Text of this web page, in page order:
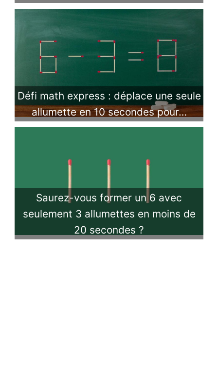
Défi math express : déplace une seule
allumette en 10 secondes pour…
Saurez-vous former un 6 avec
seulement 3 allumettes en moins de
20 secondes ?